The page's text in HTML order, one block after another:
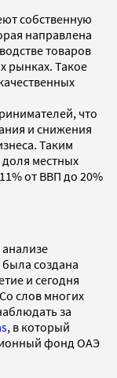
собственную
направлена
товаров
рынках. Такое
что
и снижения
Таким
местных
от ВВП до 20%
создана
и сегодня
слов многих
за
, в который
фонд ОАЭ